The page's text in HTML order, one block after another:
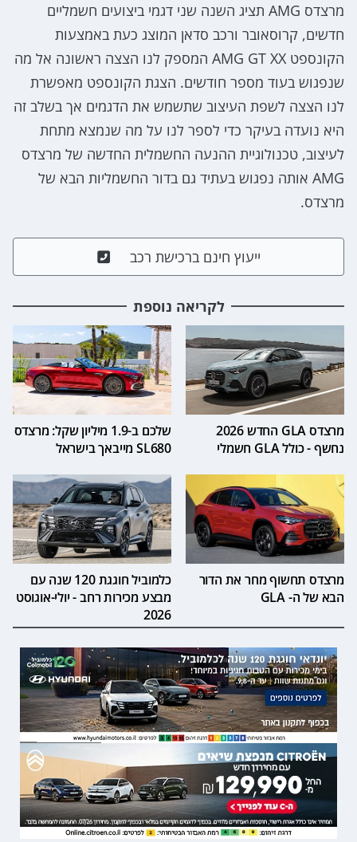
מרצדס AMG תציג השנה שני דגמי ביצועים חשמליים
חדשים, קרוסאובר ורכב סדאן המוצג כעת באמצעות
הקונספט AMG GT XX המספק לנו הצצה ראשונה אל מה
שנפגוש בעוד מספר חודשים. הצגת הקונספט מאפשרת
לנו הצצה לשפת העיצוב שתשמש את הדגמים אך בשלב זה
היא נועדה בעיקר כדי לספר לנו על מה שנמצא מתחת
לעיצוב, טכנולוגיית ההנעה החשמלית החדשה של מרצדס
AMG אותה נפגוש בעתיד גם בדור החשמליות הבא של
מרצדס.
ייעוץ חינם ברכישת רכב
לקריאה נוספת
מרצדס GLA החדש 2026
נחשף - כולל GLA חשמלי
שלכם ב-1.9 מיליון שקל: מרצדס
SL680 מייבאך בישראל
מרצדס תחשוף מחר את הדור
הבא של ה- GLA
כלמוביל חוגגת 120 שנה עם
מבצע מכירות רחב - יולי-אוגוסט
2026